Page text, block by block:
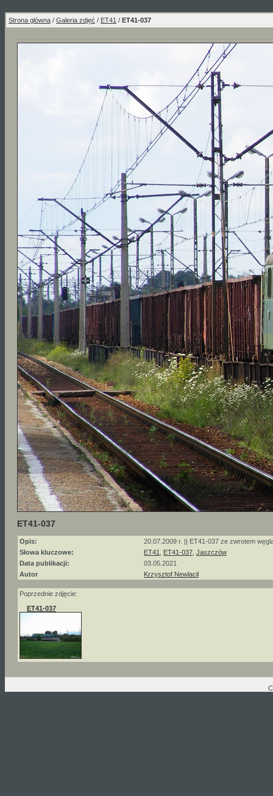
Strona główna / Galeria zdjęć / ET41 / ET41-037
ET41-037
Opis:
20.07.2009 r. || ET41-037 ze zwrotem
Słowa kluczowe:
ET41 ET41-037 Jaszczów
Data publikacji:
03.05.2021
Autor
Krzysztof Newlacil
Poprzednie zdjęcie:
ET41-037